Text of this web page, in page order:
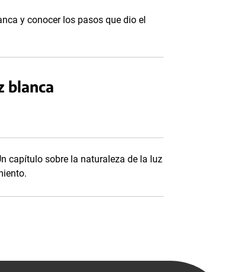
y conocer los pasos que dio el
blanca
capítulo sobre la naturaleza de la luz